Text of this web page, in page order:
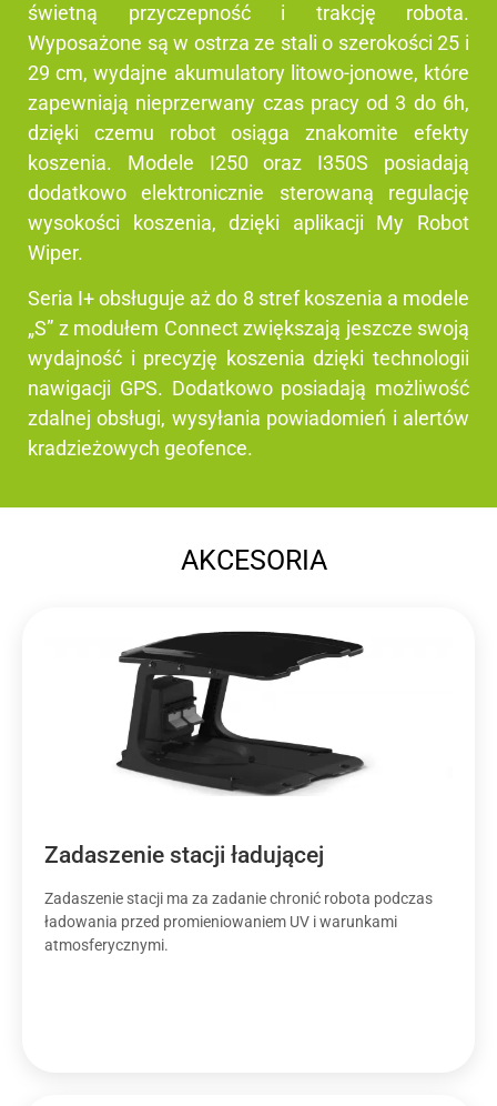
świetną przyczepność i trakcję robota.
Wyposażone są w ostrza ze stali o szerokości 25 i
29 cm, wydajne akumulatory litowo-jonowe, które
zapewniają nieprzerwany czas pracy od 3 do 6h,
dzięki czemu robot osiąga znakomite efekty
koszenia. Modele I250 oraz I350S posiadają
dodatkowo elektronicznie sterowaną regulację
wysokości koszenia, dzięki aplikacji My Robot
Wiper.
Seria I+ obsługuje aż do 8 stref koszenia a modele
„S” z modułem Connect zwiększają jeszcze swoją
wydajność i precyzję koszenia dzięki technologii
nawigacji GPS. Dodatkowo posiadają możliwość
zdalnej obsługi, wysyłania powiadomień i alertów
kradzieżowych geofence.
AKCESORIA
Zadaszenie stacji ładującej
Zadaszenie stacji ma za zadanie chronić robota podczas
ładowania przed promieniowaniem UV i warunkami
atmosferycznymi.